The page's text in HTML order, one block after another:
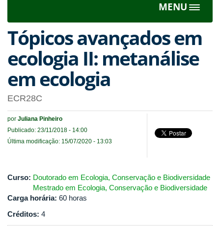
MENU
Toggle
Tópicos avançados em
ecologia II: metanálise
em ecologia
ECR28C
por Juliana Pinheiro
Publicado: 23/11/2018 - 14:00
Última modificação: 15/07/2020 - 13:03
Curso: Doutorado em Ecologia, Conservação e Biodiversidade
Mestrado em Ecologia, Conservação e Biodiversidade
Carga horária: 60 horas
Créditos: 4